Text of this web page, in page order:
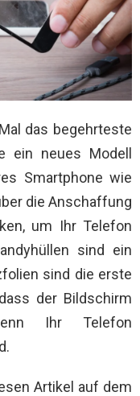
das begehrteste
ein neues Modell
Smartphone wie
die Anschaffung
um Ihr Telefon
sind ein
sind die erste
der Bildschirm
Ihr Telefon
Artikel auf dem